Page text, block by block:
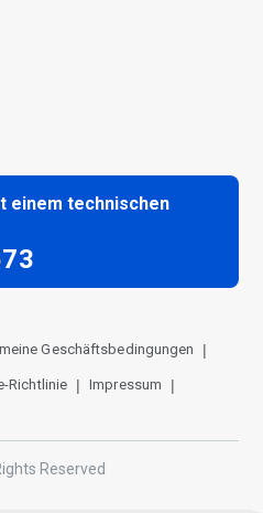
einem technischen
Geschäftsbedingungen
Richtlinie
Impressum
Reserved
of deskundig advies?
met ons. We helpen je
No, Thanks.